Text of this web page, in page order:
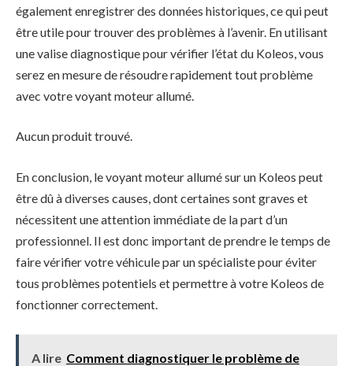
également enregistrer des données historiques, ce qui peut
être utile pour trouver des problèmes à l’avenir. En utilisant
une valise diagnostique pour vérifier l’état du Koleos, vous
serez en mesure de résoudre rapidement tout problème
avec votre voyant moteur allumé.
Aucun produit trouvé.
En conclusion, le voyant moteur allumé sur un Koleos peut
être dû à diverses causes, dont certaines sont graves et
nécessitent une attention immédiate de la part d’un
professionnel. Il est donc important de prendre le temps de
faire vérifier votre véhicule par un spécialiste pour éviter
tous problèmes potentiels et permettre à votre Koleos de
fonctionner correctement.
A lire Comment diagnostiquer le problème de